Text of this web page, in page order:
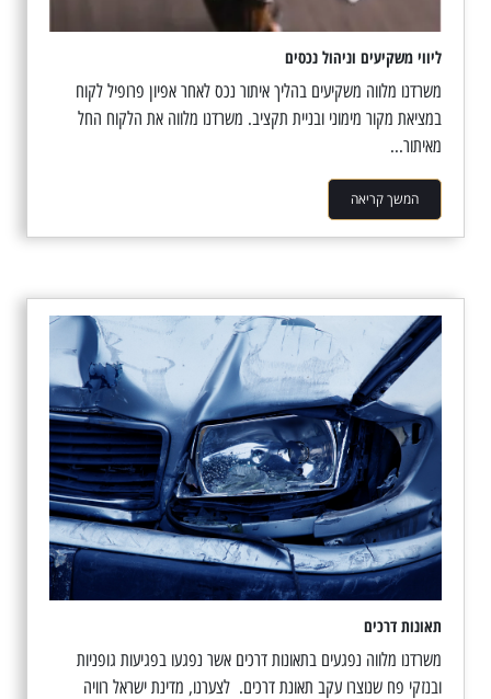
ליווי משקיעים וניהול נכסים
משרדנו מלווה משקיעים בהליך איתור נכס לאחר אפיון פרופיל לקוח
במציאת מקור מימוני ובניית תקציב. משרדנו מלווה את הלקוח החל
מאיתור...
המשך קריאה
תאונות דרכים
משרדנו מלווה נפגעים בתאונות דרכים אשר נפגעו בפגיעות גופניות
ובנזקי פח שנוצרו עקב תאונת דרכים. לצערנו, מדינת ישראל רוויה